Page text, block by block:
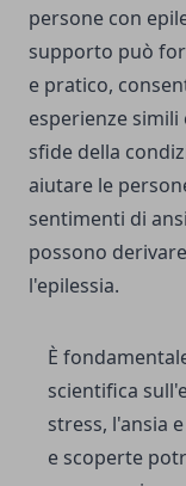
persone con
supporto può
e pratico,
esperienze
sfide della
aiutare le
sentimenti di
possono
l'epilessia.
È
scientifica
stress, l'ansia
e scoperte